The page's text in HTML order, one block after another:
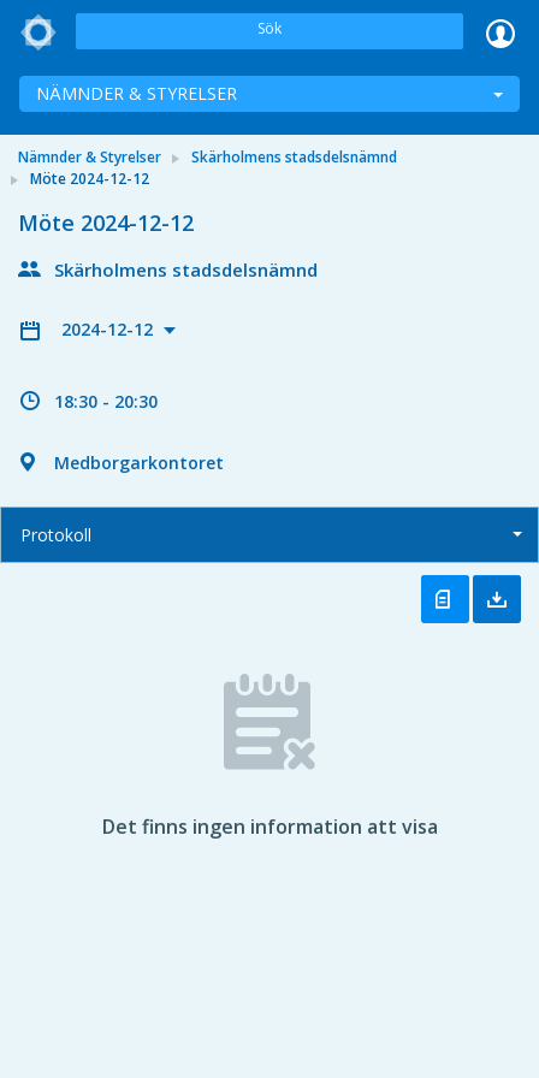
Sök
NÄMNDER & STYRELSER
Nämnder & Styrelser
Skärholmens stadsdelsnämnd
Möte 2024-12-12
Möte 2024-12-12
Skärholmens stadsdelsnämnd
2024-12-12
18:30 - 20:30
Medborgarkontoret
Protokoll
Det finns ingen information att visa